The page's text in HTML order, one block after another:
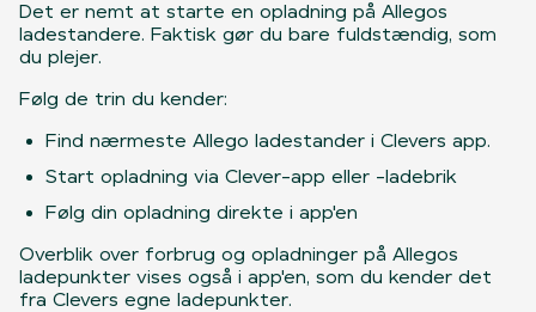
Det er nemt at starte en opladning på Allegos
ladestandere. Faktisk gør du bare fuldstændig, som
du plejer.
Følg de trin du kender:
Find nærmeste Allego ladestander i Clevers app.
Start opladning via Clever-app eller -ladebrik
Følg din opladning direkte i app'en
Overblik over forbrug og opladninger på Allegos
ladepunkter vises også i app'en, som du kender det
fra Clevers egne ladepunkter.